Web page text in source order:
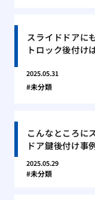
スライドドアに
トロック後付け
2025.05.31
未分類
こんなところに
ドア鍵後付け事
2025.05.29
未分類